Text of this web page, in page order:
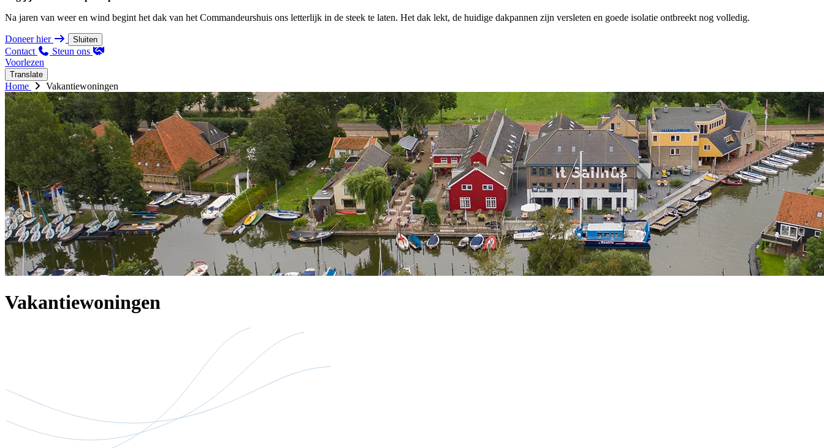
Na jaren van weer en wind begint het dak van het Commandeurshuis ons letterlijk in de steek te laten. Het dak lekt, de huidige dakpannen zijn versleten en goede isolatie ontbreekt nog volledig.
Doneer hier Sluiten
Contact
Steun ons
Voorlezen
Translate
Home Vakantiewoningen
Vakantiewoningen